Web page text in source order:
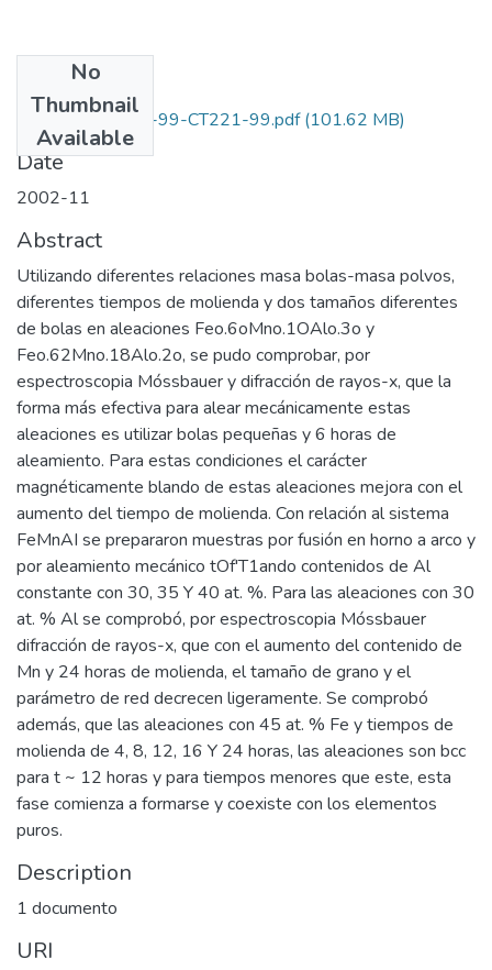
No
Thumbnail
Available
1106-05-222-99-CT221-99.pdf(101.62 MB)
Date
2002-11
Abstract
Utilizando diferentes relaciones masa bolas-masa polvos,
diferentes tiempos de molienda y dos tamaños diferentes
de bolas en aleaciones Feo.6oMno.1OAlo.3o y
Feo.62Mno.18Alo.2o, se pudo comprobar, por
espectroscopia Móssbauer y difracción de rayos-x, que la
forma más efectiva para alear mecánicamente estas
aleaciones es utilizar bolas pequeñas y 6 horas de
aleamiento. Para estas condiciones el carácter
magnéticamente blando de estas aleaciones mejora con el
aumento del tiempo de molienda. Con relación al sistema
FeMnAI se prepararon muestras por fusión en horno a arco y
por aleamiento mecánico tOf'T1ando contenidos de Al
constante con 30, 35 Y 40 at. %. Para las aleaciones con 30
at. % Al se comprobó, por espectroscopia Móssbauer
difracción de rayos-x, que con el aumento del contenido de
Mn y 24 horas de molienda, el tamaño de grano y el
parámetro de red decrecen ligeramente. Se comprobó
además, que las aleaciones con 45 at. % Fe y tiempos de
molienda de 4, 8, 12, 16 Y 24 horas, las aleaciones son bcc
para t ~ 12 horas y para tiempos menores que este, esta
fase comienza a formarse y coexiste con los elementos
puros.
Description
1 documento
URI